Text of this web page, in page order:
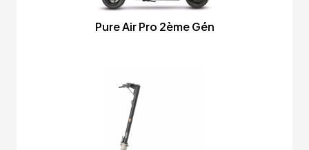
Pure Air Pro 2ème Gén